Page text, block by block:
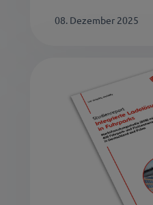
08. Dezember 2025